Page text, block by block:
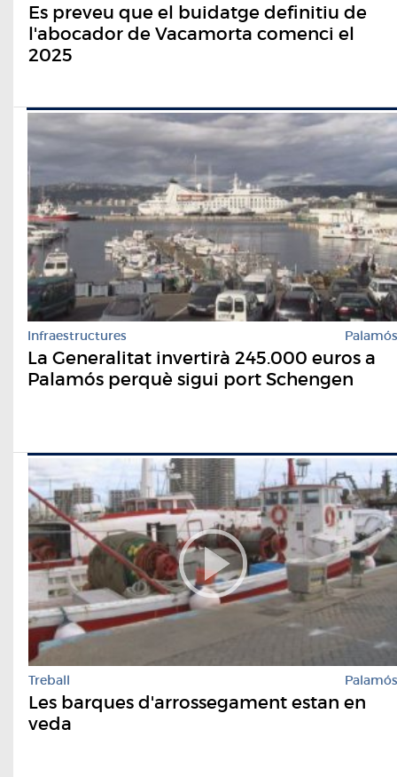
Es preveu que el buidatge definitiu de
l'abocador de Vacamorta comenci el
2025
Infraestructures Palamós
La Generalitat invertirà 245.000 euros a
Palamós perquè sigui port Schengen
Treball Palamós
Les barques d'arrossegament estan en
veda